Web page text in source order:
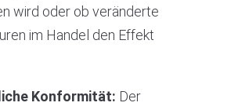
wird oder ob veränderte
im Handel den Effekt
Konformität: Der